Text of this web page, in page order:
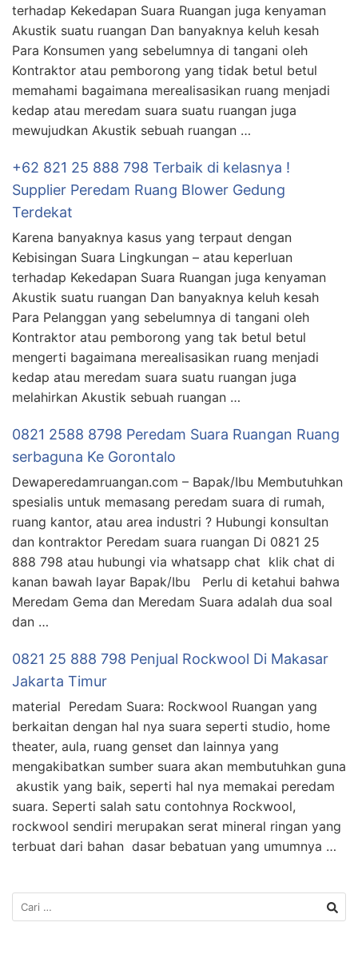
terhadap Kekedapan Suara Ruangan juga kenyaman
Akustik suatu ruangan Dan banyaknya keluh kesah
Para Konsumen yang sebelumnya di tangani oleh
Kontraktor atau pemborong yang tidak betul betul
memahami bagaimana merealisasikan ruang menjadi
kedap atau meredam suara suatu ruangan juga
mewujudkan Akustik sebuah ruangan …
+62 821 25 888 798 Terbaik di kelasnya !
Supplier Peredam Ruang Blower Gedung
Terdekat
Karena banyaknya kasus yang terpaut dengan
Kebisingan Suara Lingkungan – atau keperluan
terhadap Kekedapan Suara Ruangan juga kenyaman
Akustik suatu ruangan Dan banyaknya keluh kesah
Para Pelanggan yang sebelumnya di tangani oleh
Kontraktor atau pemborong yang tak betul betul
mengerti bagaimana merealisasikan ruang menjadi
kedap atau meredam suara suatu ruangan juga
melahirkan Akustik sebuah ruangan …
0821 2588 8798 Peredam Suara Ruangan Ruang
serbaguna Ke Gorontalo
Dewaperedamruangan.com – Bapak/Ibu Membutuhkan
spesialis untuk memasang peredam suara di rumah,
ruang kantor, atau area industri ? Hubungi konsultan
dan kontraktor Peredam suara ruangan Di 0821 25
888 798 atau hubungi via whatsapp chat klik chat di
kanan bawah layar Bapak/Ibu Perlu di ketahui bahwa
Meredam Gema dan Meredam Suara adalah dua soal
dan …
0821 25 888 798 Penjual Rockwool Di Makasar
Jakarta Timur
material Peredam Suara: Rockwool Ruangan yang
berkaitan dengan hal nya suara seperti studio, home
theater, aula, ruang genset dan lainnya yang
mengakibatkan sumber suara akan membutuhkan guna
akustik yang baik, seperti hal nya memakai peredam
suara. Seperti salah satu contohnya Rockwool,
rockwool sendiri merupakan serat mineral ringan yang
terbuat dari bahan dasar bebatuan yang umumnya …